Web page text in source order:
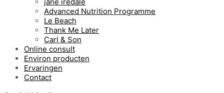
Advanced Nutrition Programme
Le Beach
Thank Me Later
Carl & Son
Online consult
Environ producten
Ervaringen
Contact